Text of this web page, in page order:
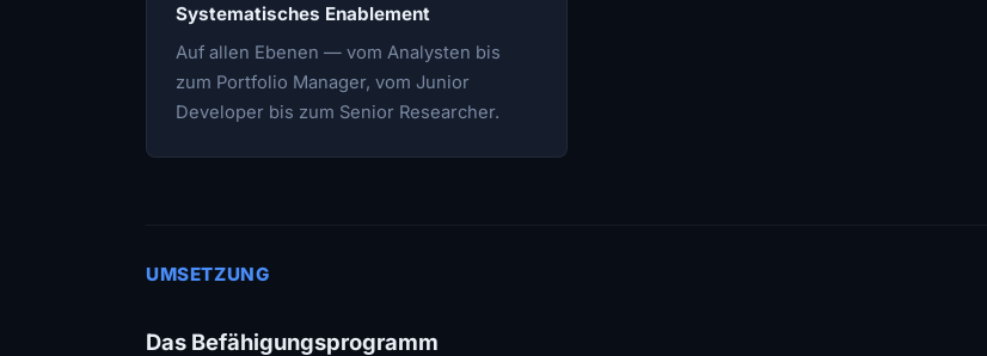
Systematisches Enablement
Auf allen Ebenen — vom Analysten bis
zum Portfolio Manager, vom Junior
Developer bis zum Senior Researcher.
UMSETZUNG
Das Befähigungsprogramm